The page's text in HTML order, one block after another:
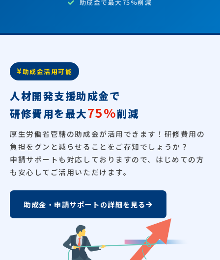
助成金で最大75%削減
助成金活用可能
人材開発支援助成金で
研修費用を最大75%削減
厚生労働省管轄の助成金が活用できます！研修費用の
負担をグンと減らせることをご存知でしょうか？
申請サポートも対応しておりますので、はじめての方
も安心してご活用いただけます。
助成金・申請サポートの詳細を見る